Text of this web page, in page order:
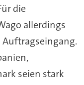
die
allerdings
seien stark